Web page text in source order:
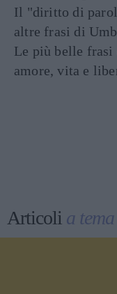
Il "diritto di
altre frasi di
Le più belle
amore, vita e
Articoli a tema